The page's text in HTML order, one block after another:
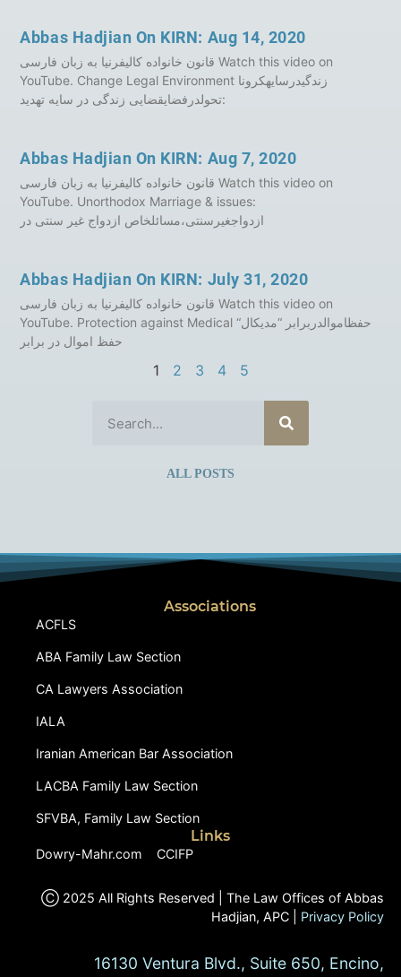
Abbas Hadjian On KIRN: Aug 14, 2020
قانون خانواده کالیفرنیا به‌‌‌ زبان فارسی Watch this video on
YouTube. Change Legal Environment زندگیدرسایهکرونا
:تحولدرفضایقضایی زندگی در سایه تهدید
Abbas Hadjian On KIRN: Aug 7, 2020
قانون خانواده کالیفرنیا به‌‌‌ زبان فارسی Watch this video on
YouTube. Unorthodox Marriage & issues:
ازدواجغیر‌سنتی،مسائلخاص ازدواج غیر سنتی در
Abbas Hadjian On KIRN: July 31, 2020
قانون خانواده کالیفرنیا به‌‌‌ زبان فارسی Watch this video on
YouTube. Protection against Medical “حفظاموالدربرابر “مدیکال
حفظ اموال در برابر
1 2 3 4 5
ALL POSTS
Associations
ACFLS
ABA Family Law Section
CA Lawyers Association
IALA
Iranian American Bar Association
LACBA Family Law Section
SFVBA, Family Law Section
Links
Dowry-Mahr.com CCIFP
Ⓒ 2025 All Rights Reserved | The Law Offices of Abbas
Hadjian, APC | Privacy Policy
16130 Ventura Blvd., Suite 650, Encino,